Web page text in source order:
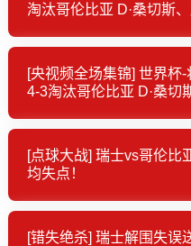
淘汰哥伦比亚 D·桑切斯
[央视频全场集锦] 世界杯
4-3淘汰哥伦比亚 D·桑切
[点球大战] 瑞士vs哥伦比
均失点！
[错失绝杀] 瑞士解围失误